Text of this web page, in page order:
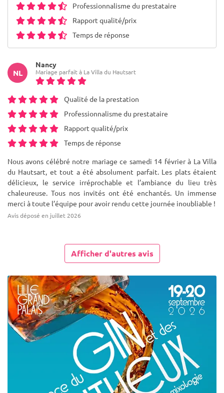
Professionnalisme du prestataire
Rapport qualité/prix
Temps de réponse
NL
Nancy
Mariage parfait à La Villa du Hautsart
Qualité de la prestation
Professionnalisme du prestataire
Rapport qualité/prix
Temps de réponse
Nous avons célébré notre mariage ce samedi 14 février à La Villa
du Hautsart, et tout a été absolument parfait. Les plats étaient
délicieux, le service irréprochable et l’ambiance du lieu très
chaleureuse. Tous nos invités ont été enchantés. Un immense
merci à toute l’équipe pour avoir rendu cette journée inoubliable !
Avis déposé en juillet 2026
Afficher d'autres avis